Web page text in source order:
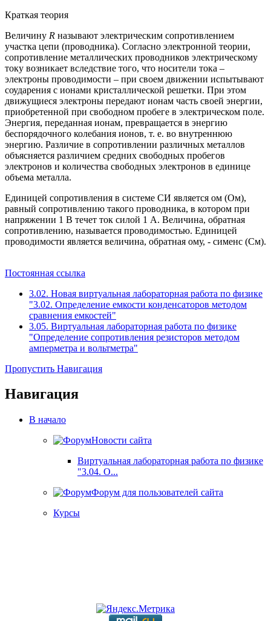
Краткая теория
Величину R называют электрическим сопротивлением
участка цепи (проводника). Согласно электронной теории,
сопротивление металлических проводников электрическому
току возникает вследствие того, что носители тока –
электроны проводимости – при своем движении испытывают
соударения с ионами кристаллической решетки. При этом
движущиеся электроны передают ионам часть своей энергии,
приобретенной при свободном пробеге в электрическом поле.
Энергия, переданная ионам, превращается в энергию
беспорядочного колебания ионов, т. е. во внутреннюю
энергию. Различие в сопротивлении различных металлов
объясняется различием средних свободных пробегов
электронов и количества свободных электронов в единице
объема металла.
Единицей сопротивления в системе СИ является ом (Ом),
равный сопротивлению такого проводника, в котором при
напряжении 1 В течет ток силой 1 А. Величина, обратная
сопротивлению, называется проводимостью. Единицей
проводимости является величина, обратная ому, - сименс (См).
Постоянная ссылка
3.02. Новая виртуальная лабораторная работа по физике
"3.02. Определение емкости конденсаторов методом
сравнения емкостей"
3.05. Виртуальная лабораторная работа по физике
"Определение сопротивления резисторов методом
амперметра и вольтметра"
Пропустить Навигация
Навигация
В начало
Новости сайта
Виртуальная лабораторная работа по физике
"3.04. О...
Форум для пользователей сайта
Курсы